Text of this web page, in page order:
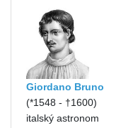
Giordano Bruno
(*1548 - †1600)
italský astronom